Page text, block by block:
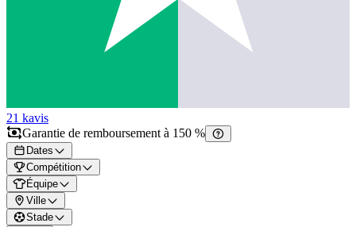
21 kavis
Garantie de remboursement à 150 %
Dates
Compétition
Équipe
Ville
Stade